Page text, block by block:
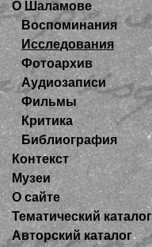
О Шаламове
Воспоминания
Исследования
Фотоархив
Аудиозаписи
Фильмы
Критика
Библиография
Контекст
Музеи
О сайте
Тематический каталог
Авторский каталог